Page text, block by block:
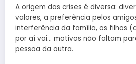
A origem das crises é diversa:
valores, a preferência pelos
interferência da família, os filhos
por aí vai… motivos não faltam
pessoa da outra.